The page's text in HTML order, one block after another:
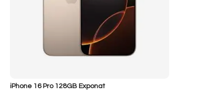
iPhone 16 Pro 128GB Exponat